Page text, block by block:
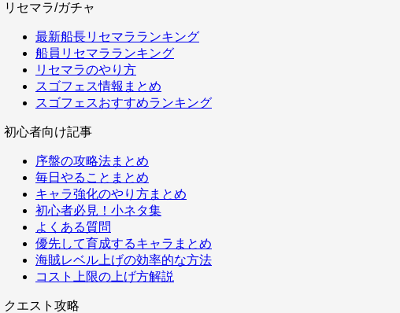
リセマラ/ガチャ
最新船長リセマラランキング
船員リセマラランキング
リセマラのやり方
スゴフェス情報まとめ
スゴフェスおすすめランキング
初心者向け記事
序盤の攻略法まとめ
毎日やることまとめ
キャラ強化のやり方まとめ
初心者必見！小ネタ集
よくある質問
優先して育成するキャラまとめ
海賊レベル上げの効率的な方法
コスト上限の上げ方解説
クエスト攻略